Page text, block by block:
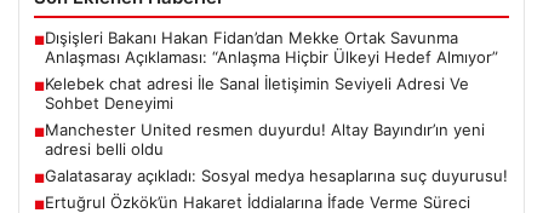
■Dışişleri Bakanı Hakan Fidan’dan Mekke Ortak Savunma
Anlaşması Açıklaması: “Anlaşma Hiçbir Ülkeyi Hedef Almıyor”
■Kelebek chat adresi İle Sanal İletişimin Seviyeli Adresi Ve
Sohbet Deneyimi
■Manchester United resmen duyurdu! Altay Bayındır’ın yeni
adresi belli oldu
■Galatasaray açıkladı: Sosyal medya hesaplarına suç duyurusu!
■Ertuğrul Özkök’ün Hakaret İddialarına İfade Verme Süreci